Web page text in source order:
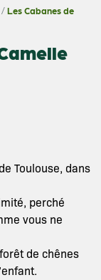
/Les Cabanes de
Toulouse, dans
perché
vous ne
de chênes